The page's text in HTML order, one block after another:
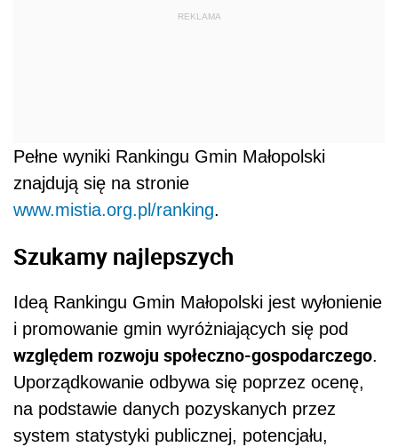
REKLAMA
Pełne wyniki Rankingu Gmin Małopolski
znajdują się na stronie
www.mistia.org.pl/ranking.
Szukamy najlepszych
Ideą Rankingu Gmin Małopolski jest wyłonienie
i promowanie gmin wyróżniających się pod
względem rozwoju społeczno-gospodarczego.
Uporządkowanie odbywa się poprzez ocenę,
na podstawie danych pozyskanych przez
system statystyki publicznej, potencjału,